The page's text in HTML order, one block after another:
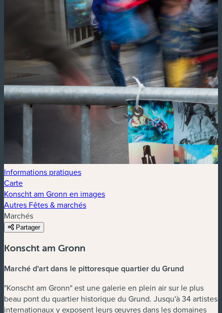
Informations pratiques
Carte
Konscht am Gronn en images
Autres Fêtes & marchés
Marchés
Partager
Konscht am Gronn
Marché d'art dans le pittoresque quartier du Grund
"Konscht am Gronn" est une galerie en plein air sur le plus
beau pont du quartier historique du Grund. Jusqu'à 34 artistes
internationaux y exposent leurs œuvres dans les domaines